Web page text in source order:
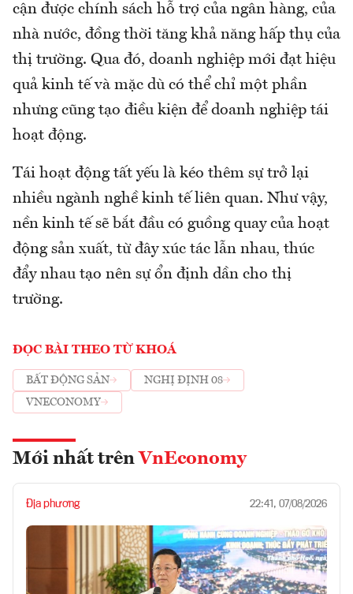
cận được chính sách hỗ trợ của ngân hàng, của
nhà nước, đồng thời tăng khả năng hấp thụ của
thị trường. Qua đó, doanh nghiệp mới đạt hiệu
quả kinh tế và mặc dù có thể chỉ một phần
nhưng cũng tạo điều kiện để doanh nghiệp tái
hoạt động.
Tái hoạt động tất yếu là kéo thêm sự trở lại
nhiều ngành nghề kinh tế liên quan. Như vậy,
nền kinh tế sẽ bắt đầu có guồng quay của hoạt
động sản xuất, từ đây xúc tác lẫn nhau, thúc
đẩy nhau tạo nên sự ổn định dần cho thị
trường.
ĐỌC BÀI THEO TỪ KHOÁ
BẤT ĐỘNG SẢN
NGHỊ ĐỊNH 08
VNECONOMY
Mới nhất trên VnEconomy
Địa phương 22:41, 07/08/2026